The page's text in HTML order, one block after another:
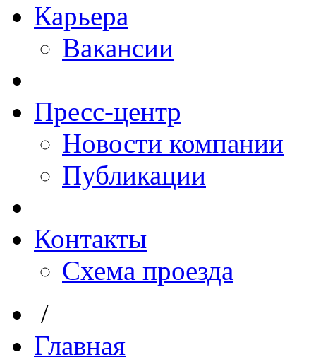
Карьера
Вакансии
Пресс-центр
Новости компании
Публикации
Контакты
Схема проезда
/
Главная